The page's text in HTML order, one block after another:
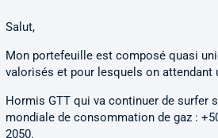
Salut,
Mon portefeuille est composé quasi
valorisés et pour lesquels on attendant
Hormis GTT qui va continuer de surfer
mondiale de consommation de gaz :
2050.